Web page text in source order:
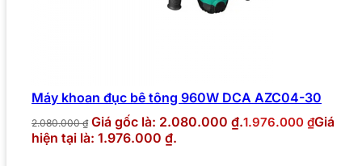
Máy khoan đục bê tông 960W DCA AZC04-30
2.080.000₫ Giá gốc là: 2.080.000 ₫.1.976.000 ₫Giá
hiện tại là: 1.976.000 ₫.